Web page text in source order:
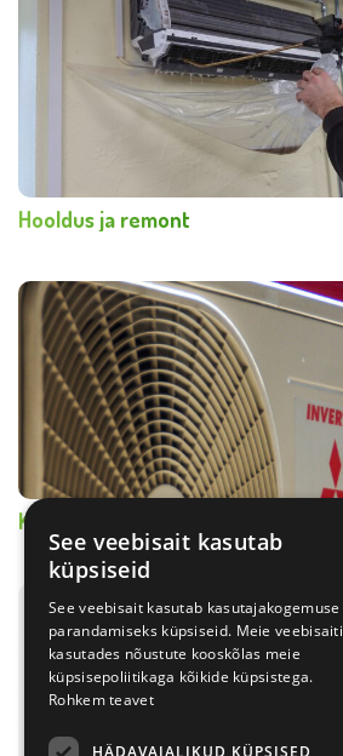
Hooldus ja remont
Kuidas valida õiget seadet?
See veebisait kasutab
küpsiseid
See veebisait kasutab kasutajakogemuse
parandamiseks küpsiseid. Meie veebisaiti
kasutades nõustute kooskõlas meie
küpsisepoliitikaga kõikide küpsistega.
Rohkem teavet
HÄDAVAJALIKUD KÜPSISED